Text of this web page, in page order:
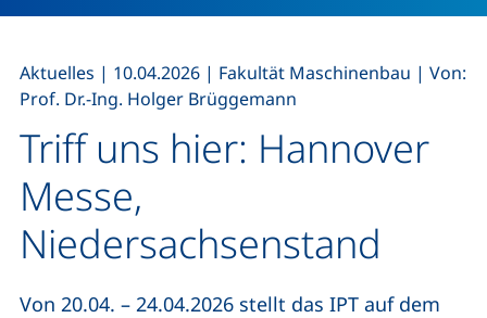
Triff uns hier: Hannover
Messe,
Niedersachsenstand
Aktuelles | 10.04.2026 | Fakultät Maschinenbau | Von:
Prof. Dr.-Ing. Holger Brüggemann
Von 20.04. – 24.04.2026 stellt das IPT auf dem